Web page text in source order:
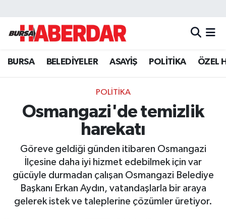
BURSA BELEDİYELER ASAYİŞ POLİTİKA ÖZEL
POLİTİKA
Osmangazi'de temizlik
harekatı
Göreve geldiği günden itibaren Osmangazi
İlçesine daha iyi hizmet edebilmek için var
gücüyle durmadan çalışan Osmangazi Belediye
Başkanı Erkan Aydın, vatandaşlarla bir araya
gelerek istek ve taleplerine çözümler üretiyor.
Hava Durumu
Trafik Durumu
Süper Lig Puan Durumu ve Fikstür
Tüm Manşetler
Haber Arşivi